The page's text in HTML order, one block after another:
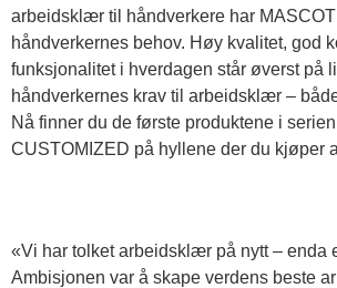
arbeidsklær til håndverkere har
håndverkernes behov. Høy kvalitet, god
funksjonalitet i hverdagen står øverst på
håndverkernes krav til arbeidsklær –
Nå finner du de første produktene i
CUSTOMIZED på hyllene der du kjøper
«Vi har tolket arbeidsklær på nytt – enda
Ambisjonen var å skape verdens beste